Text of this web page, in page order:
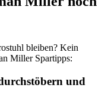
bleiben? Kein
Miller Spartipps:
und